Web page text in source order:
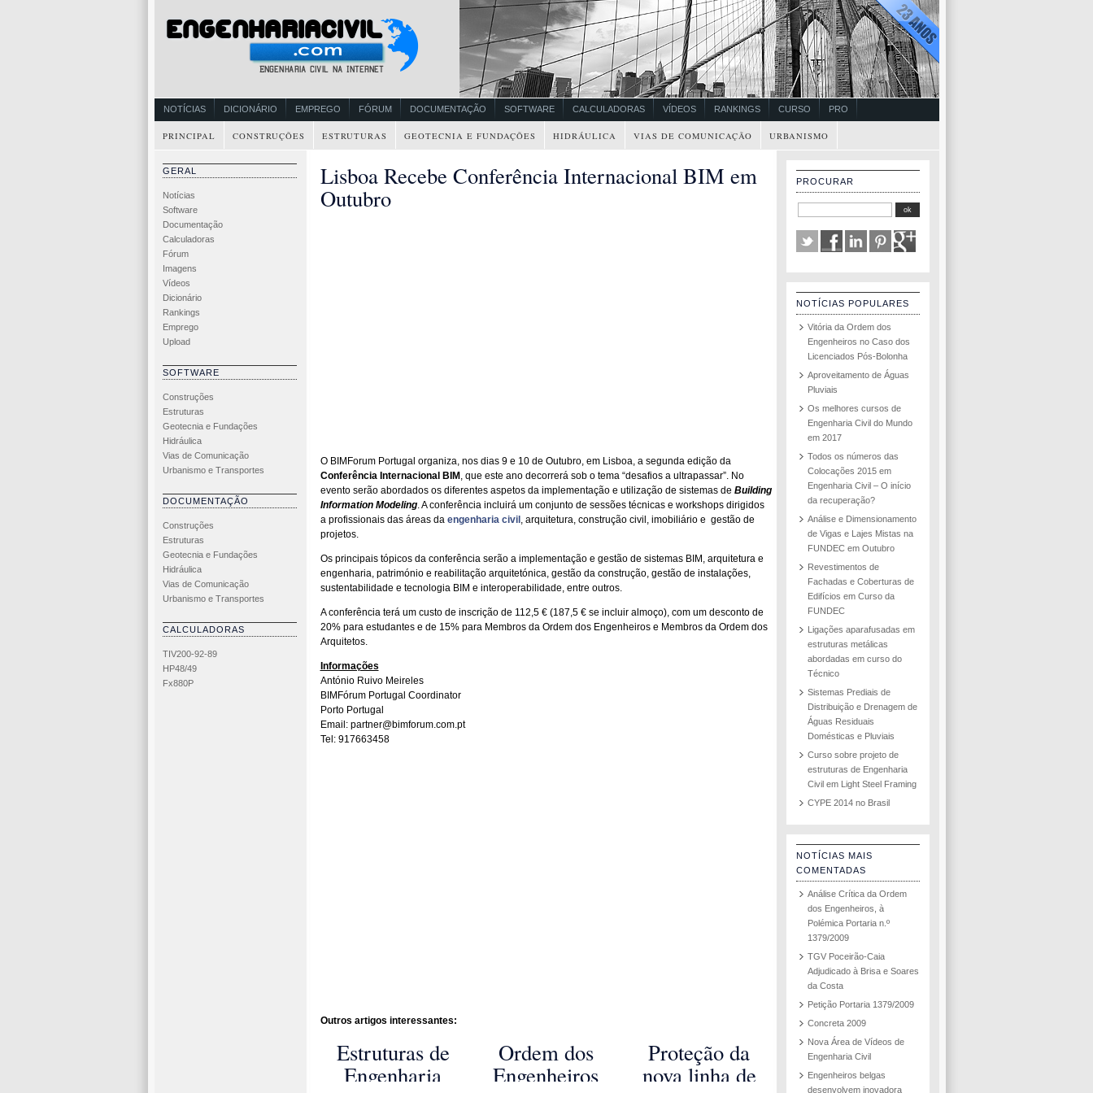
NOTÍCIAS DICIONÁRIO EMPREGO FÓRUM DOCUMENTAÇÃO SOFTWARE CALCULADORAS VÍDEOS RANKINGS CURSO PRO
PRINCIPAL CONSTRUÇÕES ESTRUTURAS GEOTECNIA E FUNDAÇÕES HIDRÁULICA VIAS DE COMUNICAÇÃO URBANISMO
GERAL
Notícias
Software
Documentação
Calculadoras
Fórum
Imagens
Vídeos
Dicionário
Rankings
Emprego
Upload
SOFTWARE
Construções
Estruturas
Geotecnia e Fundações
Hidráulica
Vias de Comunicação
Urbanismo e Transportes
DOCUMENTAÇÃO
Construções
Estruturas
Geotecnia e Fundações
Hidráulica
Vias de Comunicação
Urbanismo e Transportes
CALCULADORAS
TIV200-92-89
HP48/49
Fx880P
Lisboa Recebe Conferência Internacional BIM em
Outubro
O BIMForum Portugal organiza, nos dias 9 e 10 de Outubro, em Lisboa, a segunda edição da
Conferência Internacional BIM, que este ano decorrerá sob o tema “desafios a ultrapassar”. No
evento serão abordados os diferentes aspetos da implementação e utilização de sistemas de Building
Information Modeling. A conferência incluirá um conjunto de sessões técnicas e workshops dirigidos
a profissionais das áreas da engenharia civil, arquitetura, construção civil, imobiliário e gestão de
projetos.
Os principais tópicos da conferência serão a implementação e gestão de sistemas BIM, arquitetura e
engenharia, património e reabilitação arquitetónica, gestão da construção, gestão de instalações,
sustentabilidade e tecnologia BIM e interoperabilidade, entre outros.
A conferência terá um custo de inscrição de 112,5 € (187,5 € se incluir almoço), com um desconto de
20% para estudantes e de 15% para Membros da Ordem dos Engenheiros e Membros da Ordem dos
Arquitetos.
Informações
António Ruivo Meireles
BIMFórum Portugal Coordinator
Porto Portugal
Email: partner@bimforum.com.pt
Tel: 917663458
Outros artigos interessantes:
Estruturas de
Engenharia
Ordem dos
Engenheiros
Proteção da
nova linha de
PROCURAR
NOTÍCIAS POPULARES
Vitória da Ordem dos
Engenheiros no Caso dos
Licenciados Pós-Bolonha
Aproveitamento de Águas
Pluviais
Os melhores cursos de
Engenharia Civil do Mundo
em 2017
Todos os números das
Colocações 2015 em
Engenharia Civil – O início
da recuperação?
Análise e Dimensionamento
de Vigas e Lajes Mistas na
FUNDEC em Outubro
Revestimentos de
Fachadas e Coberturas de
Edifícios em Curso da
FUNDEC
Ligações aparafusadas em
estruturas metálicas
abordadas em curso do
Técnico
Sistemas Prediais de
Distribuição e Drenagem de
Águas Residuais
Domésticas e Pluviais
Curso sobre projeto de
estruturas de Engenharia
Civil em Light Steel Framing
CYPE 2014 no Brasil
NOTÍCIAS MAIS
COMENTADAS
Análise Crítica da Ordem
dos Engenheiros, à
Polémica Portaria n.º
1379/2009
TGV Poceirão-Caia
Adjudicado à Brisa e Soares
da Costa
Petição Portaria 1379/2009
Concreta 2009
Nova Área de Vídeos de
Engenharia Civil
Engenheiros belgas
desenvolvem inovadora